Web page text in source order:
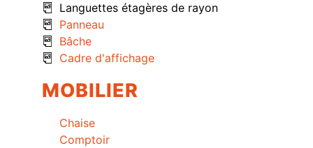
Languettes étagères de rayon
Panneau
Bâche
Cadre d'affichage
MOBILIER
Chaise
Comptoir